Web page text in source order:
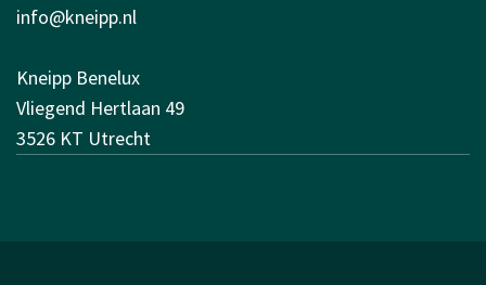
info@kneipp.nl
Kneipp Benelux
Vliegend Hertlaan 49
3526 KT Utrecht